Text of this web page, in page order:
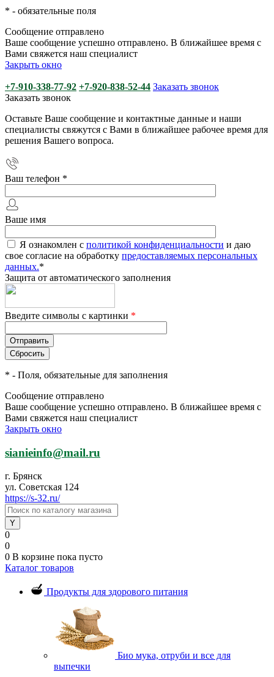
* - обязательные поля
Сообщение отправлено
Ваше сообщение успешно отправлено. В ближайшее время с
Вами свяжется наш специалист
Закрыть окно
+7-910-338-77-92 +7-920-838-52-44 Заказать звонок
Заказать звонок
Оставьте Ваше сообщение и контактные данные и наши
специалисты свяжутся с Вами в ближайшее рабочее время для
решения Вашего вопроса.
Ваш телефон *
Ваше имя
Я ознакомлен с политикой конфиденциальности и даю
свое согласие на обработку предоставляемых персональных
данных.*
Защита от автоматического заполнения
Введите символы с картинки *
* - Поля, обязательные для заполнения
Сообщение отправлено
Ваше сообщение успешно отправлено. В ближайшее время с
Вами свяжется наш специалист
Закрыть окно
sianieinfo@mail.ru
г. Брянск
ул. Советская 124
https://s-32.ru/
0
0
0 В корзине пока пусто
Каталог товаров
Продукты для здорового питания
Био мука, отруби и все для
выпечки